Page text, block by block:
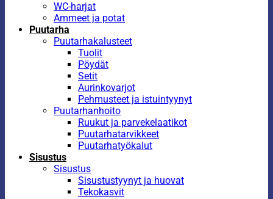
WC-harjat
Ammeet ja potat
Puutarha
Puutarhakalusteet
Tuolit
Pöydät
Setit
Aurinkovarjot
Pehmusteet ja istuintyynyt
Puutarhanhoito
Ruukut ja parvekelaatikot
Puutarhatarvikkeet
Puutarhatyökalut
Sisustus
Sisustus
Sisustustyynyt ja huovat
Tekokasvit